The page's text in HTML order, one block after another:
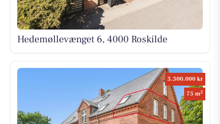
Hedemøllevænget 6, 4000 Roskilde
3.300.000 kr
75 m2